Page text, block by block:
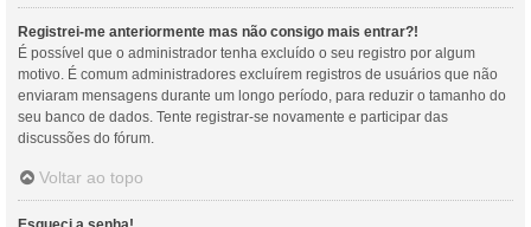
Registrei-me anteriormente mas não consigo mais entrar?!
É possível que o administrador tenha excluído o seu registro por algum
motivo. É comum administradores excluírem registros de usuários que não
enviaram mensagens durante um longo período, para reduzir o tamanho do
seu banco de dados. Tente registrar-se novamente e participar das
discussões do fórum.
Voltar ao topo